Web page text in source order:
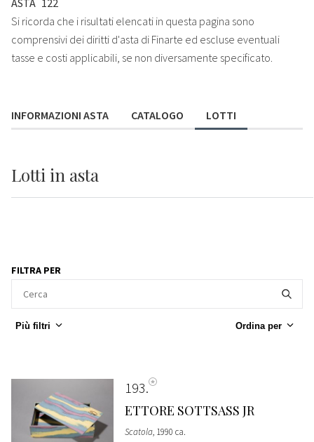
ASTA 122
Si ricorda che i risultati elencati in questa pagina sono
comprensivi dei diritti d'asta di Finarte ed escluse eventuali
tasse e costi applicabili, se non diversamente specificato.
INFORMAZIONI ASTA CATALOGO LOTTI
Lotti in asta
FILTRA PER
Più filtri Ordina per
193
ETTORE SOTTSASS JR
Scatola, 1990 ca.